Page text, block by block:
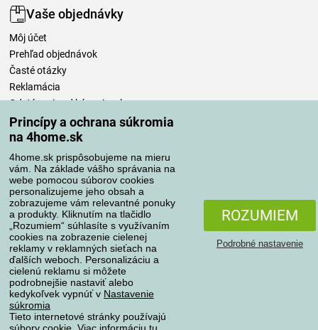
Princípy a ochrana súkromia
na 4home.sk
4home.sk prispôsobujeme na mieru
vám. Na základe vášho správania na
webe pomocou súborov cookies
personalizujeme jeho obsah a
zobrazujeme vám relevantné ponuky
a produkty. Kliknutím na tlačidlo
„Rozumiem“ súhlasíte s využívaním
cookies na zobrazenie cielenej
reklamy v reklamných sieťach na
ďalších weboch. Personalizáciu a
cielenú reklamu si môžete
podrobnejšie nastaviť alebo
kedykoľvek vypnúť v Nastavenie
súkromia
Tieto internetové stránky používajú
ROZUMIEM
Podrobné nastavenie
Vaše objednávky
Môj účet
Prehľad objednávok
Časté otázky
Reklamácia
Odstúpenie od kúpnej zmluvy
Pravidlá spracovania recenzií
Spôsoby dopravy
Spôsoby platby
Spoľahlivý obchod